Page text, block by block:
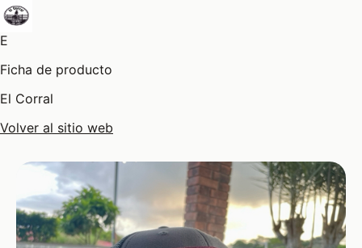
E
Ficha de producto
El Corral
Volver al sitio web